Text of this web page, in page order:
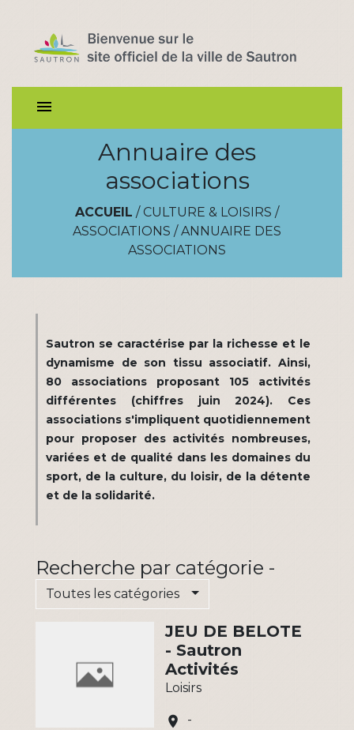
menu
Annuaire des
associations
ACCUEIL / CULTURE & LOISIRS /
ASSOCIATIONS /ANNUAIRE DES
ASSOCIATIONS
Sautron se caractérise par la richesse et le
dynamisme de son tissu associatif. Ainsi,
80 associations proposant 105 activités
différentes (chiffres juin 2024). Ces
associations s'impliquent quotidiennement
pour proposer des activités nombreuses,
variées et de qualité dans les domaines du
sport, de la culture, du loisir, de la détente
et de la solidarité.
Recherche par catégorie -
Toutes les catégories
JEU DE BELOTE
- Sautron
Activités
Loisirs
location_on
-